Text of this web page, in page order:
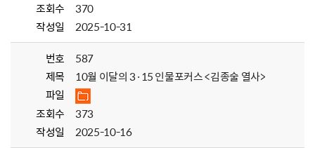
조회수
370
작성일
2025-10-31
번호
587
제목
10월 이달의 3·15 인물포커스 <김종술 열사>
파일
조회수
373
작성일
2025-10-16